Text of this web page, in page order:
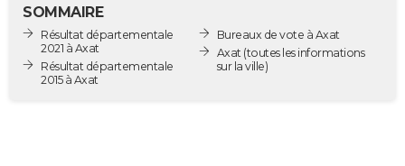
Destinations
City break
Voyage nature
Voyage de noces
Forum
Climat
GUIDES D'ACHAT
SOMMAIRE
Résultat départementale
2021 à Axat
Résultat départementale
2015 à Axat
Bureaux de vote à Axat
Axat (toutes les informations
sur la ville)